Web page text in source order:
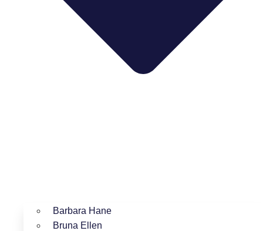
Barbara Hane
Bruna Ellen